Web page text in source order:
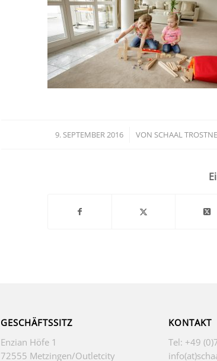
9. SEPTEMBER 2016
/ VON SCHAAL
GESCHÄFTSSITZ
Enzian Höfe 1
72555 Metzingen/Outletcity
KONTAKT
Tel: +49